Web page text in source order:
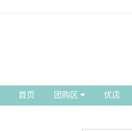
首页 团购区 优店